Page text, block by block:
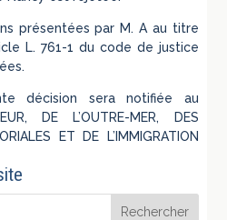
présentées par M. A au titre
L. 761-1 du code de justice
décision sera notifiée au
DE L’OUTRE-MER, DES
ET DE L’IMMIGRATION